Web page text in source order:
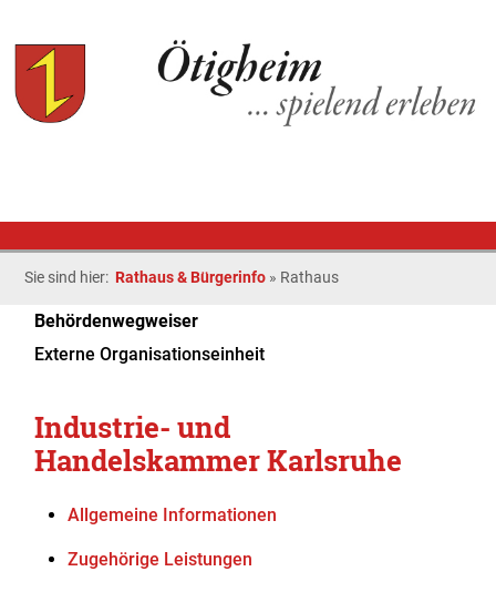
Sie sind hier: Rathaus & Bürgerinfo » Rathaus
Behördenwegweiser
Externe Organisationseinheit
Industrie- und
Handelskammer Karlsruhe
Allgemeine Informationen
Zugehörige Leistungen